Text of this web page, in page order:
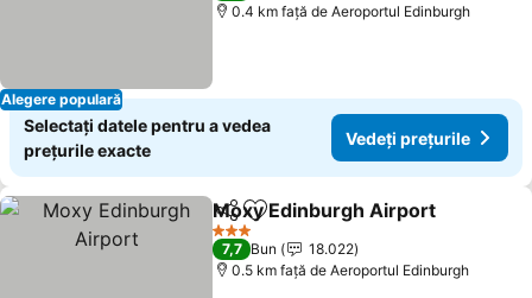
Alegere populară
0.4 km faţă de Aeroportul Edinburgh
Selectați datele pentru a vedea
prețurile exacte
Vedeți prețurile
DistribuițiAdăugaţi la favorite
Moxy Edinburgh Airport
3 Stele
7,7 Bun
18.022
0.5 km faţă de Aeroportul Edinburgh